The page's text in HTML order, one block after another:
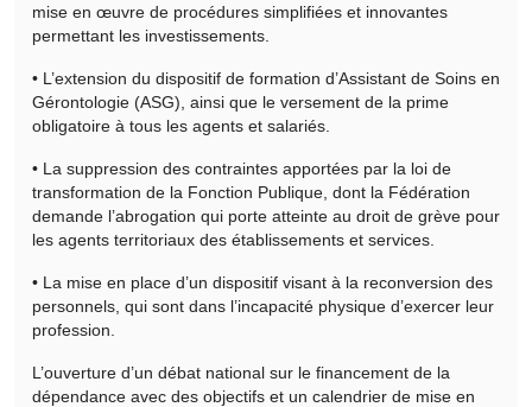
mise en œuvre de procédures simplifiées et innovantes
permettant les investissements.
• L’extension du dispositif de formation d’Assistant de Soins en
Gérontologie (ASG), ainsi que le versement de la prime
obligatoire à tous les agents et salariés.
• La suppression des contraintes apportées par la loi de
transformation de la Fonction Publique, dont la Fédération
demande l’abrogation qui porte atteinte au droit de grève pour
les agents territoriaux des établissements et services.
• La mise en place d’un dispositif visant à la reconversion des
personnels, qui sont dans l’incapacité physique d’exercer leur
profession.
L’ouverture d’un débat national sur le financement de la
dépendance avec des objectifs et un calendrier de mise en